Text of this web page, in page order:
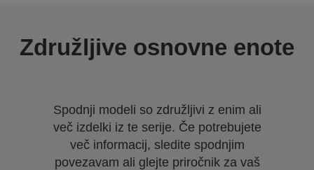
Združljive osnovne enote
Spodnji modeli so združljivi z enim ali
več izdelki iz te serije. Če potrebujete
več informacij, sledite spodnjim
povezavam ali glejte priročnik za vaš